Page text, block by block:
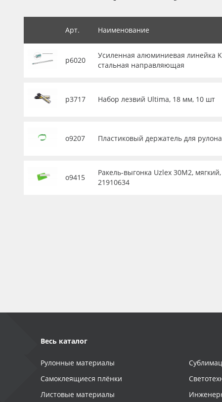
Арт. Наименование
р6020
Усиленная алюминиевая линейка
стальная направляющая
р3717 Набор лезвий Ultima, 18 мм, 10 шт
о9207 Пластиковый держатель для
о9415
Ракель-выгонка Uzlex 30М2,
21910634
Весь каталог
Рулонные материалы
Самоклеящиеся плёнки
Листовые материалы